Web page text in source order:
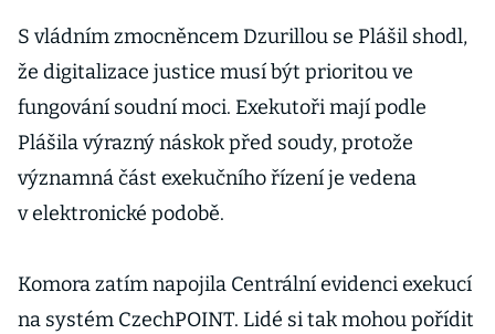
S vládním zmocněncem Dzurillou se Plášil shodl,
že digitalizace justice musí být prioritou ve
fungování soudní moci. Exekutoři mají podle
Plášila výrazný náskok před soudy, protože
významná část exekučního řízení je vedena
v elektronické podobě.
Komora zatím napojila Centrální evidenci exekucí
na systém CzechPOINT. Lidé si tak mohou pořídit